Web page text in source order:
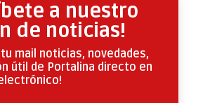
a nuestro
de noticias!
mail noticias, novedades,
útil de Portalina directo en